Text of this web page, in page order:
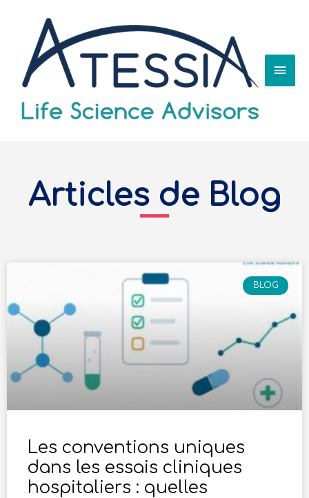
Articles de Blog
BLOG
Les conventions uniques
dans les essais cliniques
hospitaliers : quelles